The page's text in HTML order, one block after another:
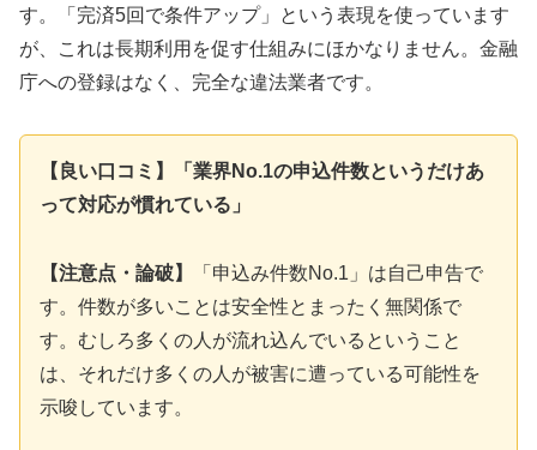
す。「完済5回で条件アップ」という表現を使っています
が、これは長期利用を促す仕組みにほかなりません。金融
庁への登録はなく、完全な違法業者です。
【良い口コミ】「業界No.1の申込件数というだけあ
って対応が慣れている」
【注意点・論破】
「申込み件数No.1」は自己申告で
す。件数が多いことは安全性とまったく無関係で
す。むしろ多くの人が流れ込んでいるということ
は、それだけ多くの人が被害に遭っている可能性を
示唆しています。